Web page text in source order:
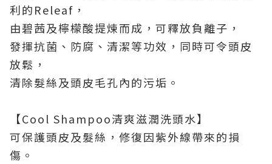
利的Releaf，
由碧茜及檸檬酸提煉而成，可釋放負離子，
發揮抗菌、防腐、清潔等功效，同時可令頭皮
放鬆，
清除髮絲及頭皮毛孔內的污垢。
【Cool Shampoo清爽滋潤洗頭水】
可保護頭皮及髮絲，修復因紫外線帶來的損
傷。